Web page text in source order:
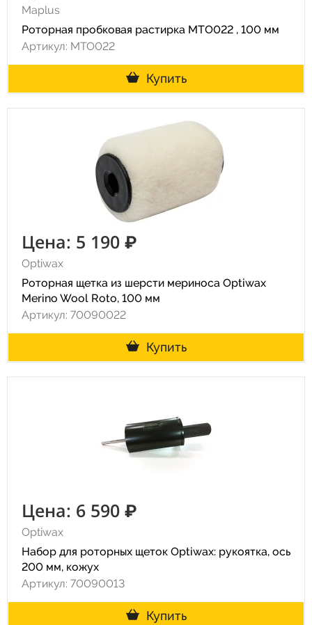
Maplus
Роторная пробковая растирка MTO022 , 100 мм
Артикул: MTO022
Купить
Цена: 5 190 ₽
Optiwax
Роторная щетка из шерсти мериноса Optiwax
Merino Wool Roto, 100 мм
Артикул: 70090022
Купить
Цена: 6 590 ₽
Optiwax
Набор для роторных щеток Optiwax: рукоятка, ось
200 мм, кожух
Артикул: 70090013
Купить